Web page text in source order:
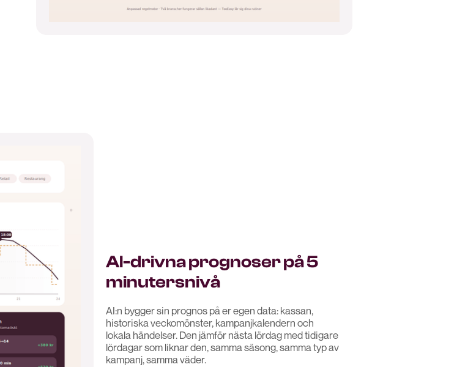
AI-drivna prognoser på 5
minutersnivå
AI:n bygger sin prognos på er egen data: kassan,
historiska veckomönster, kampanjkalendern och
lokala händelser. Den jämför nästa lördag med tidigare
lördagar som liknar den, samma säsong, samma typ av
kampanj, samma väder.